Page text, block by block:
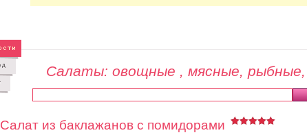
Салаты: овощные , мясные, рыбные,
Салат из баклажанов с помидорами